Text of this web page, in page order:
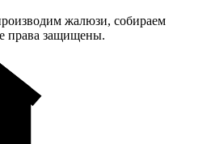
жалюзи, собираем
права защищены.